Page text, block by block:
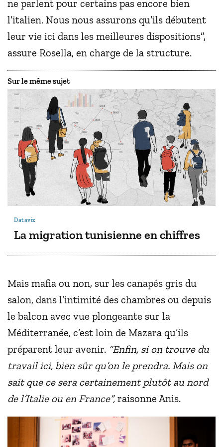
ne parlent pour certains pas encore bien
l’italien. Nous nous assurons qu’ils débutent
leur vie ici dans les meilleures dispositions”,
assure Rosella, en charge de la structure.
Sur le même sujet
Dataviz
La migration tunisienne en chiffres
Mais mafia ou non, sur les canapés gris du
salon, dans l’intimité des chambres ou depuis
le balcon avec vue plongeante sur la
Méditerranée, c’est loin de Mazara qu’ils
préparent leur avenir. “Enfin, si on trouve du
travail ici, bien sûr qu’on le prendra. Mais on
sait que ce sera certainement plutôt au nord
de l’Italie ou en France”, raisonne Anis.